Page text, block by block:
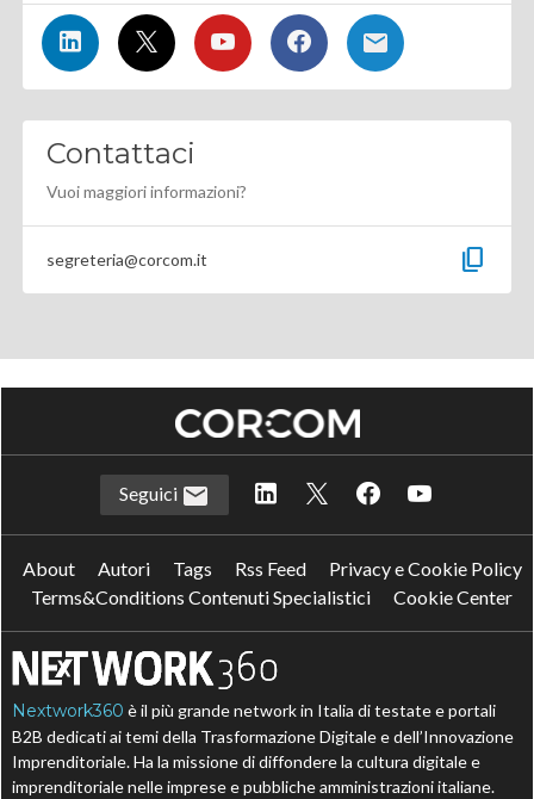
Contattaci
Vuoi maggiori informazioni?
segreteria@corcom.it content_copy
Seguici
About Autori Tags Rss Feed
Privacy e Cookie Policy
Terms&Conditions Contenuti Specialistici
Cookie Center
Nextwork360 è il più grande network in Italia di testate e portali
B2B dedicati ai temi della Trasformazione Digitale e dell’Innovazione
Imprenditoriale. Ha la missione di diffondere la cultura digitale e
imprenditoriale nelle imprese e pubbliche amministrazioni italiane.